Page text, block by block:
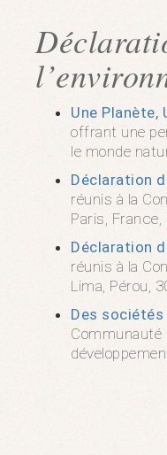
Une Planète,
offrant une
le monde
Déclaration
réunis à la
Paris,
Déclaration
réunis à la
Lima, Pérou,
Des sociétés
Communauté